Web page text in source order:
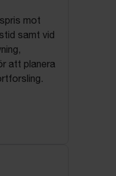
mot
samt vid
att planera